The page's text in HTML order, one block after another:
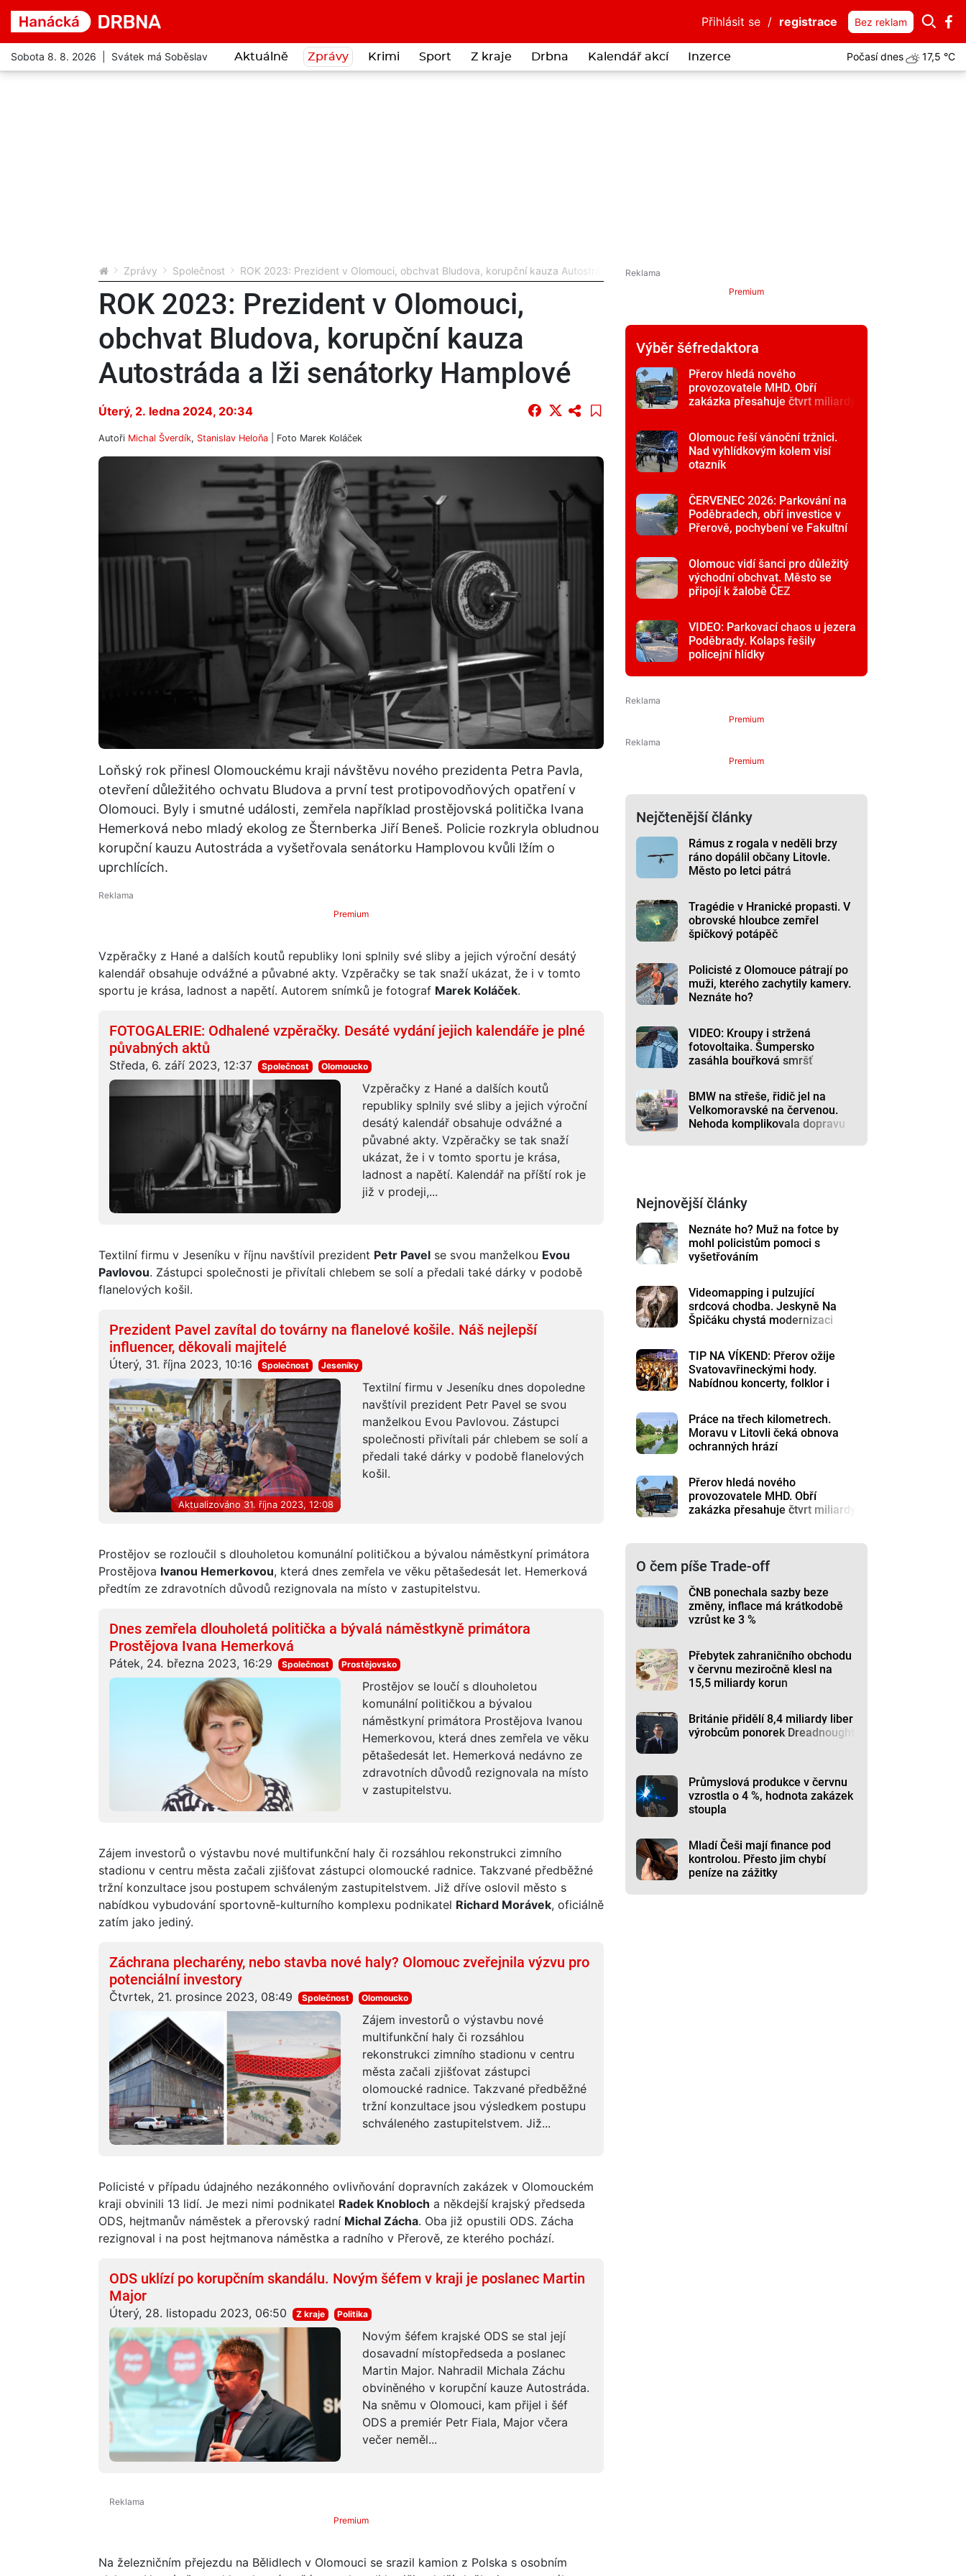
Přihlásit se / registrace Bez reklam
Sobota 8. 8. 2026 | Svátek má Soběslav Aktuálně Zprávy Krimi Sport Z kraje Drbna Kalendář akcí Inzerce Počasí dnes 17,5 °C
Zprávy Společnost ROK 2023: Prezident v Olomouci, obchvat Bludova, korupční kauza Autostráda a lži senátorky Hamplové
ROK 2023: Prezident v Olomouci,
obchvat Bludova, korupční kauza
Autostráda a lži senátorky Hamplové
Úterý, 2. ledna 2024, 20:34
Autoři Michal Šverdík, Stanislav Heloňa | Foto Marek Koláček
Loňský rok přinesl Olomouckému kraji návštěvu nového prezidenta Petra Pavla,
otevření důležitého ochvatu Bludova a první test protipovodňových opatření v
Olomouci. Byly i smutné události, zemřela například prostějovská politička Ivana
Hemerková nebo mladý ekolog ze Šternberka Jiří Beneš. Policie rozkryla obludnou
korupční kauzu Autostráda a vyšetřovala senátorku Hamplovou kvůli lžím o
uprchlících.
Premium
Vzpěračky z Hané a dalších koutů republiky loni splnily své sliby a jejich výroční desátý
kalendář obsahuje odvážné a půvabné akty. Vzpěračky se tak snaží ukázat, že i v tomto
sportu je krása, ladnost a napětí. Autorem snímků je fotograf Marek Koláček.
FOTOGALERIE: Odhalené vzpěračky. Desáté vydání jejich kalendáře je plné
půvabných aktů
Středa, 6. září 2023, 12:37 Společnost Olomoucko
Vzpěračky z Hané a dalších koutů
republiky splnily své sliby a jejich výroční
desátý kalendář obsahuje odvážné a
půvabné akty. Vzpěračky se tak snaží
ukázat, že i v tomto sportu je krása,
ladnost a napětí. Kalendář na příští rok je
již v prodeji,...
Textilní firmu v Jeseníku v říjnu navštívil prezident Petr Pavel se svou manželkou Evou
Pavlovou. Zástupci společnosti je přivítali chlebem se solí a předali také dárky v podobě
flanelových košil.
Prezident Pavel zavítal do továrny na flanelové košile. Náš nejlepší
influencer, děkovali majitelé
Úterý, 31. října 2023, 10:16 Společnost Jeseníky
Aktualizováno 31. října 2023, 12:08
Textilní firmu v Jeseníku dnes dopoledne
navštívil prezident Petr Pavel se svou
manželkou Evou Pavlovou. Zástupci
společnosti přivítali pár chlebem se solí a
předali také dárky v podobě flanelových
košil.
Prostějov se rozloučil s dlouholetou komunální političkou a bývalou náměstkyní primátora
Prostějova Ivanou Hemerkovou, která dnes zemřela ve věku pětašedesát let. Hemerková
předtím ze zdravotních důvodů rezignovala na místo v zastupitelstvu.
Dnes zemřela dlouholetá politička a bývalá náměstkyně primátora
Prostějova Ivana Hemerková
Pátek, 24. března 2023, 16:29 Společnost Prostějovsko
Prostějov se loučí s dlouholetou
komunální političkou a bývalou
náměstkyní primátora Prostějova Ivanou
Hemerkovou, která dnes zemřela ve věku
pětašedesát let. Hemerková nedávno ze
zdravotních důvodů rezignovala na místo
v zastupitelstvu.
Zájem investorů o výstavbu nové multifunkční haly či rozsáhlou rekonstrukci zimního
stadionu v centru města začali zjišťovat zástupci olomoucké radnice. Takzvané předběžné
tržní konzultace jsou postupem schváleným zastupitelstvem. Již dříve oslovil město s
nabídkou vybudování sportovně-kulturního komplexu podnikatel Richard Morávek, oficiálně
zatím jako jediný.
Záchrana plecharény, nebo stavba nové haly? Olomouc zveřejnila výzvu pro
potenciální investory
Čtvrtek, 21. prosince 2023, 08:49 Společnost Olomoucko
Zájem investorů o výstavbu nové
multifunkční haly či rozsáhlou
rekonstrukci zimního stadionu v centru
města začali zjišťovat zástupci
olomoucké radnice. Takzvané předběžné
tržní konzultace jsou výsledkem postupu
schváleného zastupitelstvem. Již...
Policisté v případu údajného nezákonného ovlivňování dopravních zakázek v Olomouckém
kraji obvinili 13 lidí. Je mezi nimi podnikatel Radek Knobloch a někdejší krajský předseda
ODS, hejtmanův náměstek a přerovský radní Michal Zácha. Oba již opustili ODS. Zácha
rezignoval i na post hejtmanova náměstka a radního v Přerově, ze kterého pochází.
ODS uklízí po korupčním skandálu. Novým šéfem v kraji je poslanec Martin
Major
Úterý, 28. listopadu 2023, 06:50 Z kraje Politika
Novým šéfem krajské ODS se stal její
dosavadní místopředseda a poslanec
Martin Major. Nahradil Michala Záchu
obviněného v korupční kauze Autostráda.
Na sněmu v Olomouci, kam přijel i šéf
ODS a premiér Petr Fiala, Major včera
večer neměl...
Premium
Na železničním přejezdu na Bělidlech v Olomouci se srazil kamion z Polska s osobním
Premium
Výběr šéfredaktora
Přerov hledá nového
provozovatele MHD. Obří
zakázka přesahuje čtvrt miliardy
Olomouc řeší vánoční tržnici.
Nad vyhlídkovým kolem visí
otazník
ČERVENEC 2026: Parkování na
Poděbradech, obří investice v
Přerově, pochybení ve Fakultní
Olomouc vidí šanci pro důležitý
východní obchvat. Město se
připojí k žalobě ČEZ
VIDEO: Parkovací chaos u jezera
Poděbrady. Kolaps řešily
policejní hlídky
Premium
Premium
Nejčtenější články
Rámus z rogala v neděli brzy
ráno dopálil občany Litovle.
Město po letci pátrá
Tragédie v Hranické propasti. V
obrovské hloubce zemřel
špičkový potápěč
Policisté z Olomouce pátrají po
muži, kterého zachytily kamery.
Neznáte ho?
VIDEO: Kroupy i stržená
fotovoltaika. Šumpersko
zasáhla bouřková smršť
BMW na střeše, řidič jel na
Velkomoravské na červenou.
Nehoda komplikovala dopravu
Nejnovější články
Neznáte ho? Muž na fotce by
mohl policistům pomoci s
vyšetřováním
Videomapping i pulzující
srdcová chodba. Jeskyně Na
Špičáku chystá modernizaci
TIP NA VÍKEND: Přerov ožije
Svatovavřineckými hody.
Nabídnou koncerty, folklor i
Práce na třech kilometrech.
Moravu v Litovli čeká obnova
ochranných hrází
Přerov hledá nového
provozovatele MHD. Obří
zakázka přesahuje čtvrt miliardy
O čem píše Trade-off
ČNB ponechala sazby beze
změny, inflace má krátkodobě
vzrůst ke 3 %
Přebytek zahraničního obchodu
v červnu meziročně klesl na
15,5 miliardy korun
Británie přidělí 8,4 miliardy liber
výrobcům ponorek Dreadnought
Průmyslová produkce v červnu
vzrostla o 4 %, hodnota zakázek
stoupla
Mladí Češi mají finance pod
kontrolou. Přesto jim chybí
peníze na zážitky